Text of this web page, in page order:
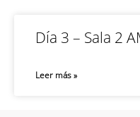
Día 3 – Sala 2
Leer más »